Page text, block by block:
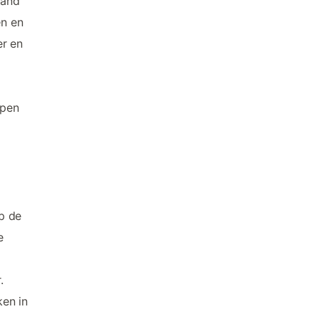
en
en
de
in